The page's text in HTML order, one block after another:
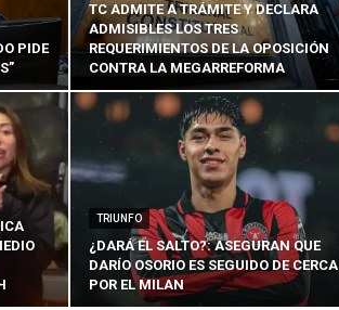
PIDE
TC ADMITE A TRÁMITE Y DECLARA
ADMISIBLES LOS TRES
REQUERIMIENTOS DE LA OPOSICIÓN
CONTRA LA MEGARREFORMA
TRIUNFO
¿DARÁ EL SALTO?: ASEGURAN QUE
DARÍO OSORIO ES SEGUIDO DE CERCA
POR EL MILAN